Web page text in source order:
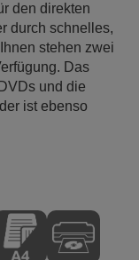
den direkten
durch schnelles,
stehen zwei
Das
und die
ist ebenso